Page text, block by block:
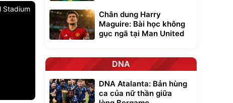
Stadium
Chân dung Harry
Maguire: Bài học không
gục ngã tại Man United
DNA
DNA Atalanta: Bản hùng
ca của nữ thần giữa